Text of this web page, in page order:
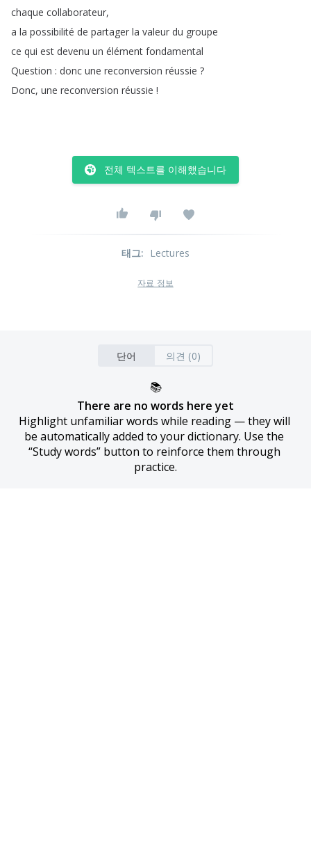
chaque collaborateur,
a la possibilité de partager la valeur du groupe
ce qui est devenu un élément fondamental
Question : donc une reconversion réussie ?
Donc, une reconversion réussie !
전체 텍스트를 이해했습니다
태그: Lectures
자료 정보
단어 의견 (0)
📚
There are no words here yet
Highlight unfamiliar words while reading — they will
be automatically added to your dictionary. Use the
“Study words” button to reinforce them through
practice.